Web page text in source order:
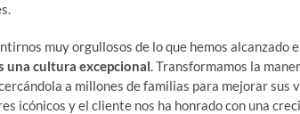
muy orgullosos de lo que hemos alcanzado
una cultura excepcional. Transformamos la
a millones de familias para mejorar sus
icónicos y el cliente nos ha honrado con una